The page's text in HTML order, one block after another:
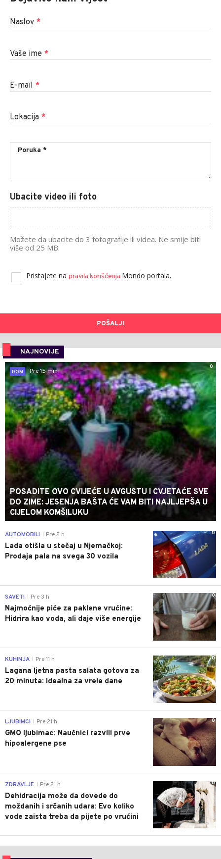
Naslov *
Vaše ime *
E-mail *
Lokacija *
Ubacite video ili foto
Možete da ubacite do 3 fotografije ili videa. Ne smije biti
više od 25 MB.
Pristajete na pravila korišćenja Mondo portala.
POŠALJI
NAJNOVIJE
0
DOM
Pre 15 min
POSADITE OVO CVIJEĆE U AVGUSTU I CVJETAĆE SVE
DO ZIME: JESENJA BAŠTA ĆE VAM BITI NAJLJEPŠA U
CIJELOM KOMŠILUKU
0
AUTOMOBILI Pre 2 h
Lada otišla u stečaj u Njemačkoj:
Prodaja pala na svega 30 vozila
0
SAVETI Pre 3 h
Najmoćnije piće za paklene vrućine:
Hidrira kao voda, ali daje više energije
0
KUHINJA Pre 11 h
Lagana ljetna pasta salata gotova za
20 minuta: Idealna za vrele dane
0
LJUBIMCI Pre 21 h
GMO ljubimac: Naučnici razvili prve
hipoalergene pse
0
ZDRAVLJE Pre 21 h
Dehidracija može da dovede do
moždanih i srčanih udara: Evo koliko
vode zaista treba da pijete po vrućini